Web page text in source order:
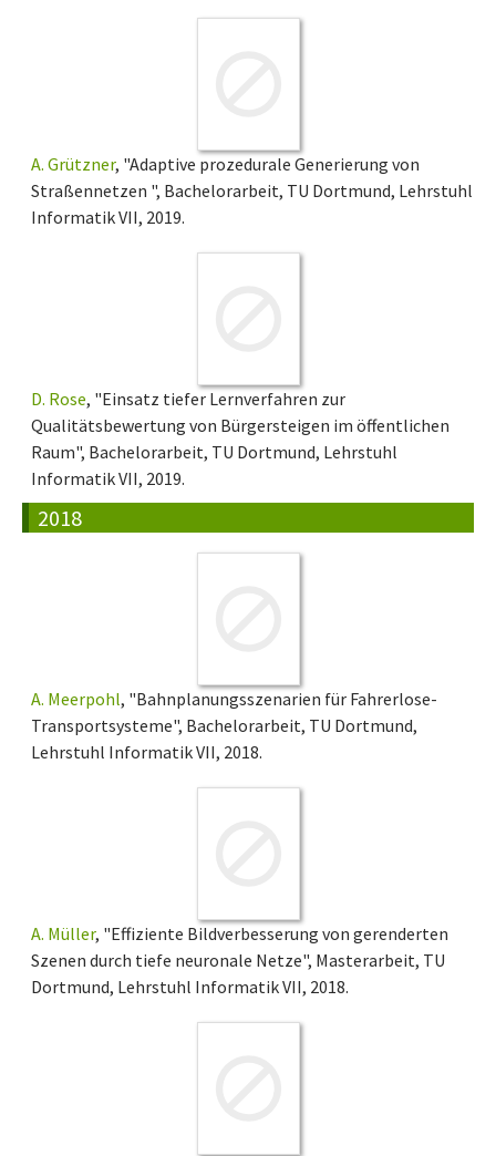
A. Grützner, "Adaptive prozedurale Generierung von
Straßennetzen ", Bachelorarbeit, TU Dortmund, Lehrstuhl
Informatik VII, 2019.
D. Rose, "Einsatz tiefer Lernverfahren zur
Qualitätsbewertung von Bürgersteigen im öffentlichen
Raum", Bachelorarbeit, TU Dortmund, Lehrstuhl
Informatik VII, 2019.
2018
A. Meerpohl, "Bahnplanungsszenarien für Fahrerlose-
Transportsysteme", Bachelorarbeit, TU Dortmund,
Lehrstuhl Informatik VII, 2018.
A. Müller, "Effiziente Bildverbesserung von gerenderten
Szenen durch tiefe neuronale Netze", Masterarbeit, TU
Dortmund, Lehrstuhl Informatik VII, 2018.